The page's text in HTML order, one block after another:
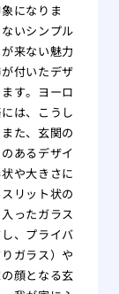
になりま
いシンプル
来ない魅力
付いたデザ
す。ヨーロ
は、こうし
た、玄関の
あるデザイ
や大きさに
リット状の
ったガラス
、プライバ
ガラス）や
顔となる玄